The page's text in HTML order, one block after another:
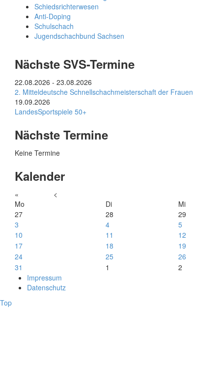
Schiedsrichterwesen
Anti-Doping
Schulschach
Jugendschachbund Sachsen
Nächste SVS-Termine
22.08.2026 - 23.08.2026
2. Mitteldeutsche Schnellschachmeisterschaft der Frauen
19.09.2026
LandesSportspiele 50+
Nächste Termine
Keine Termine
Kalender
«
<
Mo
Di
Mi
27
28
29
3
4
5
10
11
12
17
18
19
24
25
26
31
1
2
Impressum
Datenschutz
Top